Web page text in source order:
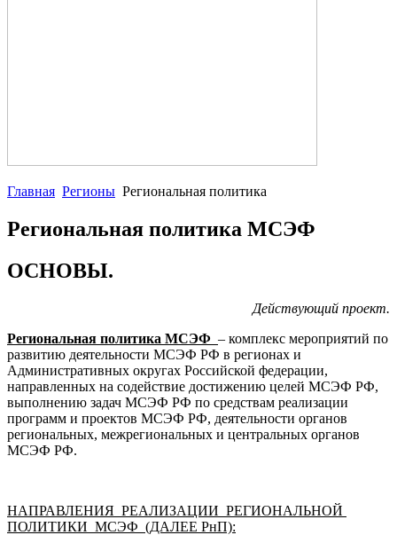
Главная Регионы Региональная политика
Региональная политика МСЭФ
ОСНОВЫ.
Действующий проект.
Региональная политика МСЭФ – комплекс мероприятий по
развитию деятельности МСЭФ РФ в регионах и
Административных округах Российской федерации,
направленных на содействие достижению целей МСЭФ РФ,
выполнению задач МСЭФ РФ по средствам реализации
программ и проектов МСЭФ РФ, деятельности органов
региональных, межрегиональных и центральных органов
МСЭФ РФ.
НАПРАВЛЕНИЯ РЕАЛИЗАЦИИ РЕГИОНАЛЬНОЙ
ПОЛИТИКИ МСЭФ (ДАЛЕЕ РнП):